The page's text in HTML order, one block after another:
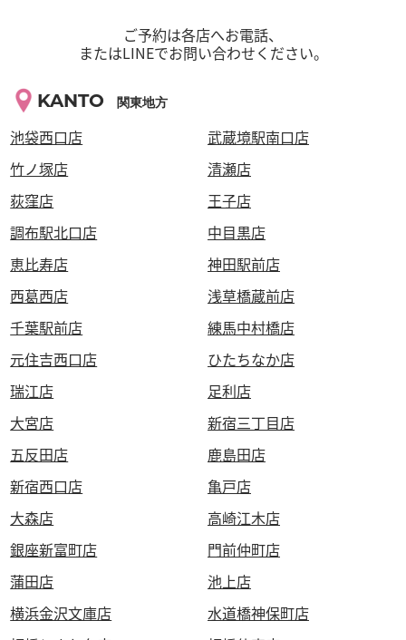
ご予約は各店へお電話、
またはLINEでお問い合わせください。
KANTO 関東地方
池袋西口店
武蔵境駅南口店
竹ノ塚店
清瀬店
荻窪店
王子店
調布駅北口店
中目黒店
恵比寿店
神田駅前店
西葛西店
浅草橋蔵前店
千葉駅前店
練馬中村橋店
元住吉西口店
ひたちなか店
瑞江店
足利店
大宮店
新宿三丁目店
五反田店
鹿島田店
新宿西口店
亀戸店
大森店
高崎江木店
銀座新富町店
門前仲町店
蒲田店
池上店
横浜金沢文庫店
水道橋神保町店